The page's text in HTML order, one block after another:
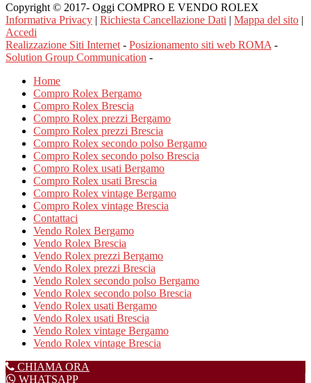
Copyright © 2017- Oggi COMPRO E VENDO ROLEX
Informativa Privacy | Richiesta Cancellazione Dati | Mappa del sito |
Accedi
Realizzazione Siti Internet - Posizionamento siti web ROMA -
Solution Group Communication -
Home
Compro Rolex Bergamo
Compro Rolex Brescia
Compro Rolex prezzi Bergamo
Compro Rolex prezzi Brescia
Compro Rolex secondo polso Bergamo
Compro Rolex secondo polso Brescia
Compro Rolex usati Bergamo
Compro Rolex usati Brescia
Compro Rolex vintage Bergamo
Compro Rolex vintage Brescia
Contattaci
Vendo Rolex Bergamo
Vendo Rolex Brescia
Vendo Rolex prezzi Bergamo
Vendo Rolex prezzi Brescia
Vendo Rolex secondo polso Bergamo
Vendo Rolex secondo polso Brescia
Vendo Rolex usati Bergamo
Vendo Rolex usati Brescia
Vendo Rolex vintage Bergamo
Vendo Rolex vintage Brescia
CHIAMA ORA
WHATSAPP